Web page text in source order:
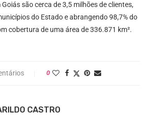
são cerca de 3,5 milhões de clientes,
do Estado e abrangendo 98,7% do
cobertura de uma área de 336.871 km².
0
CASTRO